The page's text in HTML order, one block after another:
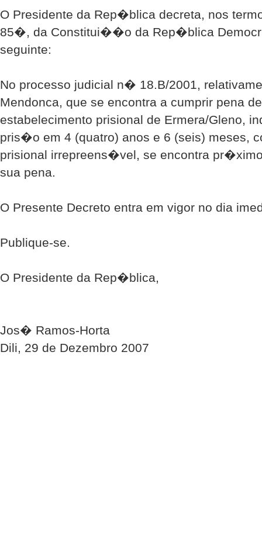
O Presidente da Rep�blica decreta, nos
85�, da Constitui��o da Rep�blica
seguinte:
No processo judicial n� 18.B/2001,
Mendonca, que se encontra a cumprir pena
estabelecimento prisional de Ermera/Gleno,
pris�o em 4 (quatro) anos e 6 (seis) meses,
prisional irrepreens�vel, se encontra
sua pena.
O Presente Decreto entra em vigor no dia
Publique-se.
O Presidente da Rep�blica,
Jos� Ramos-Horta
Dili, 29 de Dezembro 2007